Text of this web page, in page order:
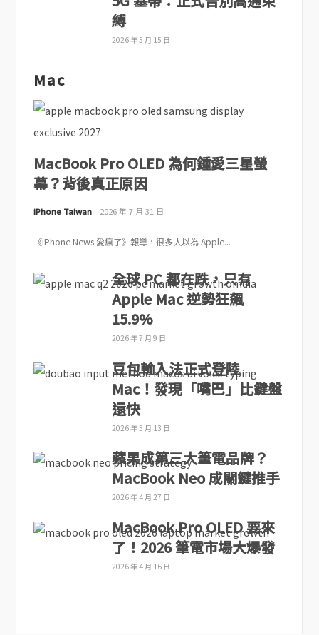
縛
2026 年 5 月 15 日
Mac
MacBook Pro OLED 為何鍾愛三星螢
幕？背後真正原因
iPhone Taiwan 2026 年 7 月 31 日
《iPhone News 愛瘋了》報導，很多人以為 Apple...
全球 PC 都在跌，只有
Apple Mac 逆勢狂飆
15.9%
2026 年 7 月 9 日
豆包輸入法正式登陸
Mac！發現「嘴巴」比鍵盤
還快
2026 年 5 月 13 日
蘋果成第三大筆電品牌？
MacBook Neo 成關鍵推手
2026 年 4 月 27 日
MacBook Pro OLED 要來
了！2026 筆電市場大爆發
2026 年 4 月 16 日